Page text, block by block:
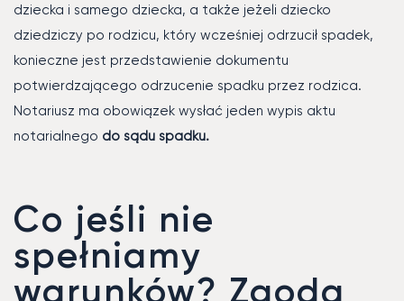
dziecka i samego dziecka, a także jeżeli dziecko
dziedziczy po rodzicu, który wcześniej odrzucił spadek,
konieczne jest przedstawienie dokumentu
potwierdzającego odrzucenie spadku przez rodzica.
Notariusz ma obowiązek wysłać jeden wypis aktu
notarialnego do sądu spadku.
Co jeśli nie
spełniamy
warunków? Zgoda